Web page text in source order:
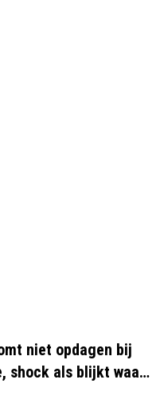
niet opdagen bij
shock als blijkt waar